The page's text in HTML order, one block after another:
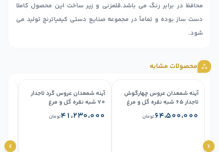
محافظ در برابر رنگ می باشد.قلمزنی و زیر ساخت این محصول کاملا
دست ساز بوده و تماماً در مجموعه صنایع دستی کیمیاترنج تولید می
شود.
محصولات مشابه
آینه شمعدان عروس چهارگوش
تاجدار ۶۵ شبه نقره گل و مرغ
۶۴،۵۰۰،۰۰۰تومان
آینه شمعدان عروس گرد تاجدار
۷۰ شبه نقره گل و مرغ
۴۱،۲۳۰،۰۰۰تومان